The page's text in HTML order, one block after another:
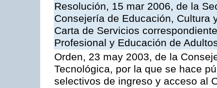
Resolución, 15 mar 2006, de la
Consejería de Educación, Cultura
Carta de Servicios
Profesional y Educación de
Orden, 23 may 2003, de la
Tecnológica, por la que se hace
selectivos de ingreso y acceso al